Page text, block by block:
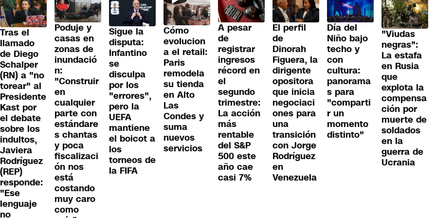
Tras el
llamado
de Diego
Schalper
(RN) a "no
torear" al
Presidente
Kast por
el debate
sobre los
indultos,
Javiera
Rodríguez
(REP)
responde:
"Ese
lenguaje
no
Poduje y
casas en
zonas de
inundació
n:
"Construir
en
cualquier
parte con
estándare
s chantas
y poca
fiscalizaci
ón nos
está
costando
muy caro
como
Sigue la
disputa:
Infantino
se
disculpa
por los
"errores",
pero la
UEFA
mantiene
el boicot a
los
torneos de
la FIFA
Cómo
evolucion
a el retail:
Paris
remodela
su tienda
en Alto
Las
Condes y
suma
nuevos
servicios
A pesar
de
registrar
ingresos
récord en
el
segundo
trimestre:
La acción
más
rentable
del S&P
500 este
año cae
casi 7%
El perfil
de
Dinorah
Figuera, la
dirigente
opositora
que inicia
negociaci
ones para
una
transición
con Jorge
Rodríguez
en
Venezuela
Día del
Niño bajo
techo y
con
cultura:
panorama
s para
"comparti
r un
momento
distinto"
"Viudas
negras":
La estafa
en Rusia
que
explota la
compensa
ción por
muerte de
soldados
en la
guerra de
Ucrania